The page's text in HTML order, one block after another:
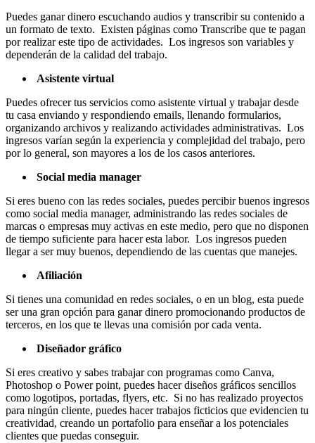
Puedes ganar dinero escuchando audios y transcribir su contenido a
un formato de texto. Existen páginas como Transcribe que te pagan
por realizar este tipo de actividades. Los ingresos son variables y
dependerán de la calidad del trabajo.
Asistente virtual
Puedes ofrecer tus servicios como asistente virtual y trabajar desde
tu casa enviando y respondiendo emails, llenando formularios,
organizando archivos y realizando actividades administrativas. Los
ingresos varían según la experiencia y complejidad del trabajo, pero
por lo general, son mayores a los de los casos anteriores.
Social media manager
Si eres bueno con las redes sociales, puedes percibir buenos ingresos
como social media manager, administrando las redes sociales de
marcas o empresas muy activas en este medio, pero que no disponen
de tiempo suficiente para hacer esta labor. Los ingresos pueden
llegar a ser muy buenos, dependiendo de las cuentas que manejes.
Afiliación
Si tienes una comunidad en redes sociales, o en un blog, esta puede
ser una gran opción para ganar dinero promocionando productos de
terceros, en los que te llevas una comisión por cada venta.
Diseñador gráfico
Si eres creativo y sabes trabajar con programas como Canva,
Photoshop o Power point, puedes hacer diseños gráficos sencillos
como logotipos, portadas, flyers, etc. Si no has realizado proyectos
para ningún cliente, puedes hacer trabajos ficticios que evidencien tu
creatividad, creando un portafolio para enseñar a los potenciales
clientes que puedas conseguir.